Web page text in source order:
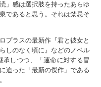
」感は選択肢を持ったあらゆ
であると思う。それは禁忌そ
プラスの最新作『君と彼女と
しのなく頃に』などのノベル
しつつ、「運命に対する冒
迫った「最新の傑作」である